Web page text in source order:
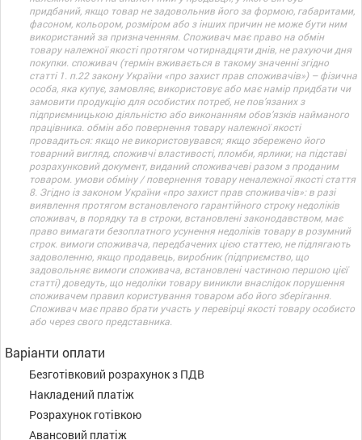
придбаний, якщо товар не задовольнив його за формою, габаритами,
фасоном, кольором, розміром або з інших причин не може бути ним
використаний за призначенням. Споживач має право на обмін
товару належної якості протягом чотирнадцяти днів, не рахуючи дня
покупки. споживач (термін вживається в такому значенні згідно
статті 1. п.22 закону України «про захист прав споживачів») – фізична
особа, яка купує, замовляє, використовує або має намір придбати чи
замовити продукцію для особистих потреб, не пов’язаних з
підприємницькою діяльністю або виконанням обов’язків найманого
працівника. обмін або повернення товару належної якості
провадиться: якщо не використовувався; якщо збережено його
товарний вигляд, споживчі властивості, пломби, ярлики; на підставі
розрахунковий документ, виданий споживачеві разом з проданим
товаром. умови обміну / повернення товару неналежної якості стаття
8. Згідно із законом України «про захист прав споживачів»: в разі
виявлення протягом встановленого гарантійного строку недоліків
споживач, в порядку та в строки, встановлені законодавством, має
право вимагати безоплатного усунення недоліків товару в розумний
строк. вимоги споживача, передбачених цією статтею, не підлягають
задоволенню, якщо продавець, виробник (підприємство, що
задовольняє вимоги споживача, встановлені частиною першою цієї
статті) доведуть, що недоліки товару виникли внаслідок порушення
споживачем правил користування товаром або його зберігання.
Споживач має право брати участь у перевірці якості товару особисто
або через свого представника.
Варіанти оплати
Безготівковий розрахунок з ПДВ
Накладений платіж
Розрахунок готівкою
Авансовий платіж